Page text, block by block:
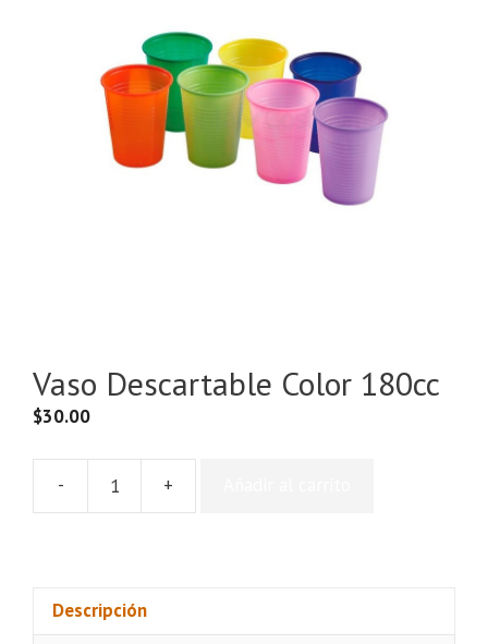
Vaso Descartable Color 180cc
$30.00
- +
Descripción